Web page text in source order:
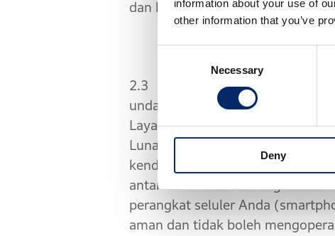
information about your use of
other information that you’ve
Necessary
Deny
dan baik. Anda bertanggung
2.3 Anda harus mematuhi,
undang-undang dan peraturan
Layanan dapat menyediakan
Lunak telah diinstal, melalui
kendaraan, Anda bertanggung
antarmuka aman dan legal
perangkat seluler Anda
aman dan tidak boleh